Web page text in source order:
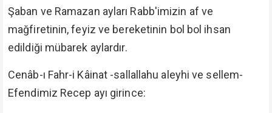
Şaban ve Ramazan ayları Rabb'imizin af ve
mağfiretinin, feyiz ve bereketinin bol bol ihsan
edildiği mübarek aylardır.
Cenâb-ı Fahr-i Kâinat -sallallahu aleyhi ve sellem-
Efendimiz Recep ayı girince: